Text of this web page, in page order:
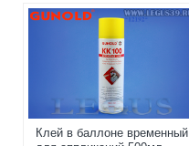
Клей в баллоне временный